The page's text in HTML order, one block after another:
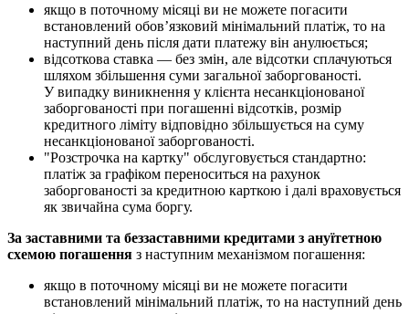
якщо в поточному місяці ви не можете погасити
встановлений обов’язковий мінімальний платіж, то на
наступний день після дати платежу він анулюється;
відсоткова ставка — без змін, але відсотки сплачуються
шляхом збільшення суми загальної заборгованості.
У випадку виникнення у клієнта несанкціонованої
заборгованості при погашенні відсотків, розмір
кредитного ліміту відповідно збільшується на суму
несанкціонованої заборгованості.
"Розстрочка на картку" обслуговується стандартно:
платіж за графіком переноситься на рахунок
заборгованості за кредитною карткою і далі враховується
як звичайна сума боргу.
За заставними та беззаставними кредитами з ануїтетною
схемою погашення з наступним механізмом погашення:
якщо в поточному місяці ви не можете погасити
встановлений мінімальний платіж, то на наступний день